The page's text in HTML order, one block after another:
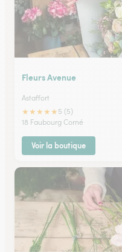
Fleurs Avenue
Astaffort
★★★★★ 5 (5)
18 Faubourg Corné
Voir la boutique